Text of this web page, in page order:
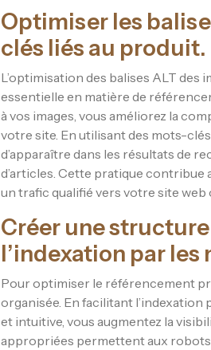
Optimiser les
clés liés au produit.
L’optimisation des balises ALT des
essentielle en matière de
à vos images, vous améliorez la
votre site. En utilisant des mots-
d’apparaître dans les résultats de
d’articles. Cette pratique
un trafic qualifié vers votre site
Créer une
l’indexation par
Pour optimiser le référencement
organisée. En facilitant
et intuitive, vous augmentez la
appropriées permettent aux